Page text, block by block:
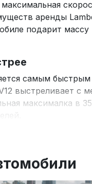
аренды
подарит
самым
выстреливает с
максималка в
более 700
трансмиссия